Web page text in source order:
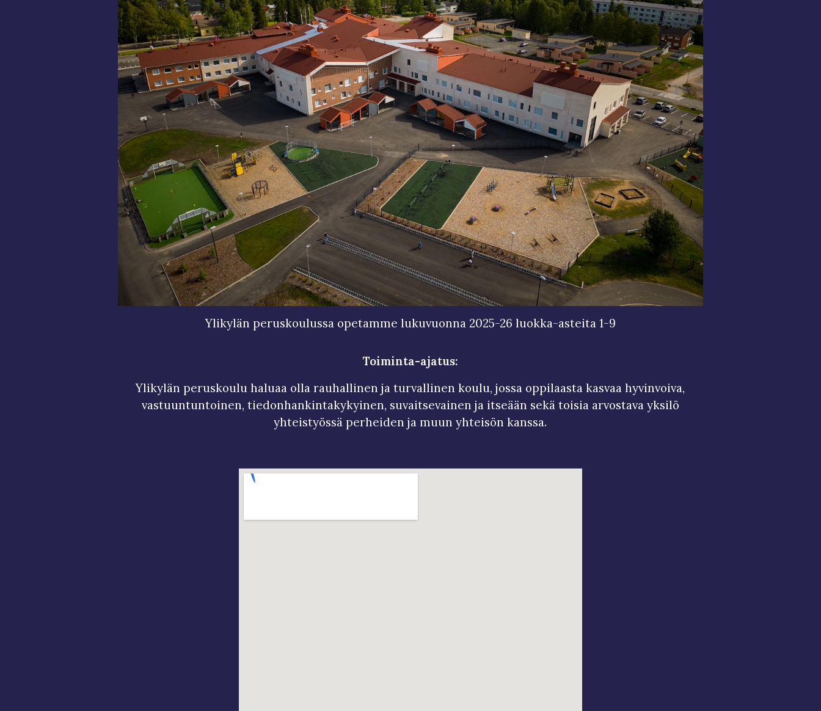
Ylikylän peruskoulussa opetamme lukuvuonna 2025-26 luokka-asteita 1-9
Toiminta-ajatus:
Ylikylän peruskoulu haluaa olla rauhallinen ja turvallinen koulu, jossa oppilaasta kasvaa hyvinvoiva,
vastuuntuntoinen, tiedonhankintakykyinen, suvaitsevainen ja itseään sekä toisia arvostava yksilö
yhteistyössä perheiden ja muun yhteisön kanssa.